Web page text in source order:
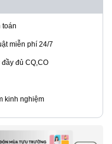
toán
miễn phí 24/7
đủ CQ,CO
kinh nghiệm